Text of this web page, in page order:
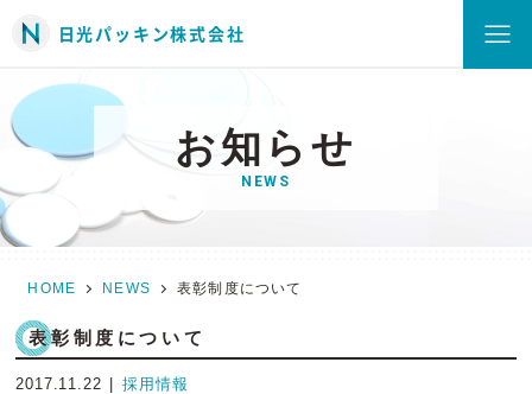
日光パッキン株式会社
お知らせ
NEWS
HOME NEWS 表彰制度について
表彰制度について
2017.11.22 採用情報